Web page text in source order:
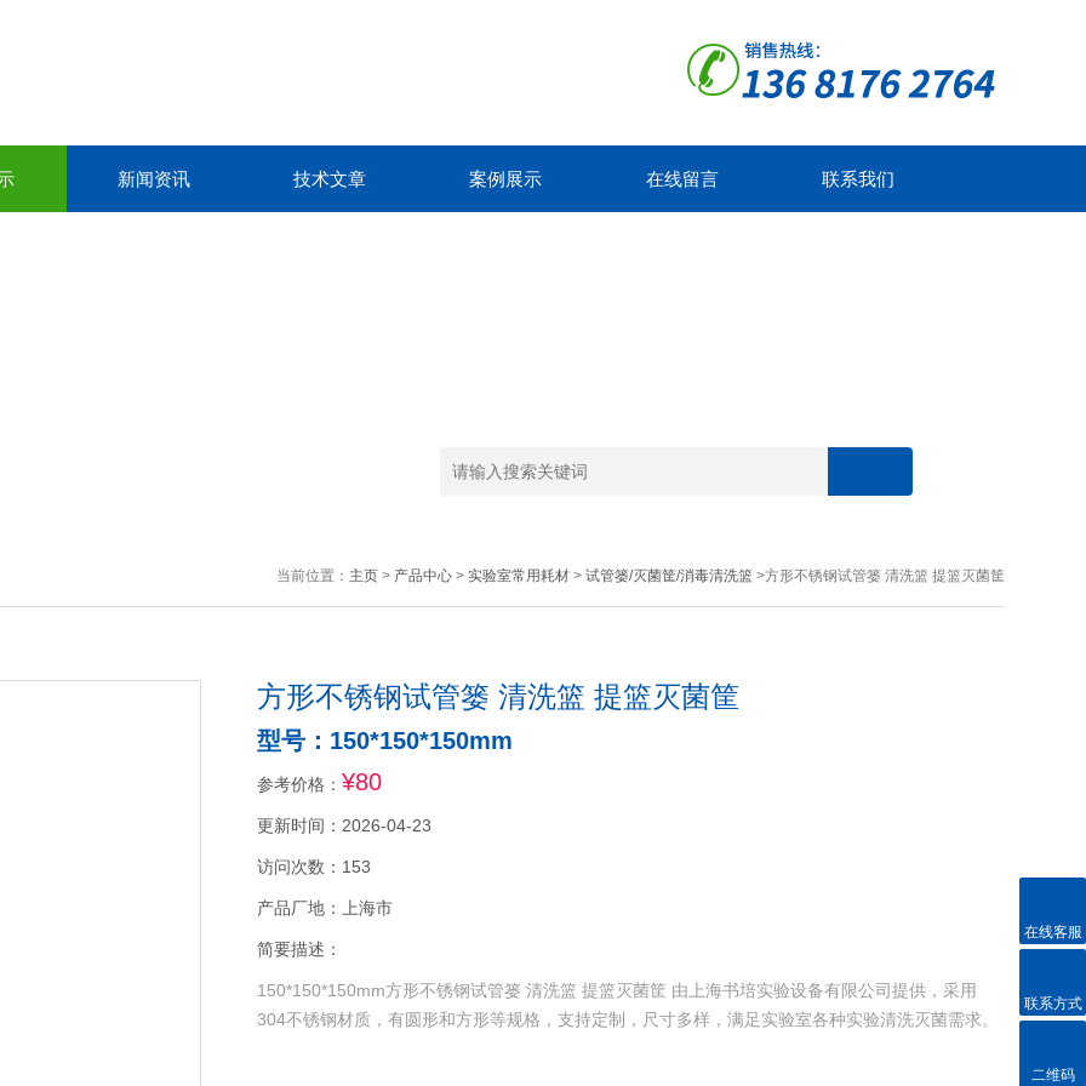
新闻资讯 技术文章 案例展示 在线留言 联系我们
当前位置： 主页> 产品中心> 实验室常用耗材> 试管篓/灭菌筐/消毒清洗篮 >方形不锈钢试管篓 清洗篮 提篮灭菌筐
方形不锈钢试管篓 清洗篮 提篮灭菌筐
型号：150*150*150mm
参考价格： ¥80
更新时间：2026-04-23
访问次数：153
产品厂地：上海市
简要描述：
150*150*150mm方形不锈钢试管篓 清洗篮 提篮灭菌筐 由上海书培实验设备有限公司提供，采用
304不锈钢材质，有圆形和方形等规格，支持定制，尺寸多样，满足实验室各种实验清洗灭菌需求。
在线客服
联系方式
二维码